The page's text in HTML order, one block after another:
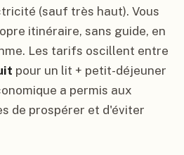
(sauf très haut). Vous
itinéraire, sans guide, en
Les tarifs oscillent entre
pour un lit + petit-déjeuner
a permis aux
de prospérer et d'éviter